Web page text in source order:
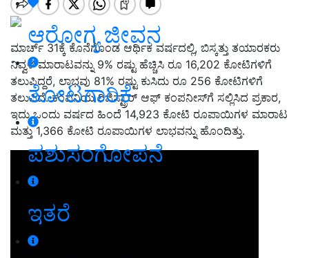
ಆರೋಗ್ಯ ಜೀವನ
ತೋಟಗಾರಿಕೆ
ಪಶುಸಂಗೋಪನೆ
ಇತರೆ
ಮಾರ್ಚ್ 31ಕ್ಕೆ ಕೊನೆಗೊಂಡ ಆರ್ಥಿಕ ವರ್ಷದಲ್ಲಿ, ಬಿಸ್ಕತ್ತು ತಯಾರಕರು
ನಿವ್ವಳ ಮಾರಾಟವನ್ನು 9% ರಷ್ಟು ಹೆಚ್ಚಿಸಿ ರೂ 16,202 ಕೋಟಿಗಳಿಗೆ
ತಲುಪಿದ್ದರೆ, ಲಾಭವು 81% ರಷ್ಟು ಕುಸಿದು ರೂ 256 ಕೋಟಿಗಳಿಗೆ
ತಲುಪಿದೆ. ಕಂಪನಿಯ ರಿಜಿಸ್ಟ್ರಾರ್ ಆಫ್ ಕಂಪನೀಸ್‌ಗೆ ಸಲ್ಲಿಸಿದ ಪ್ರಕಾರ,
ಇದು ಒಂದು ವರ್ಷದ ಹಿಂದೆ 14,923 ಕೋಟಿ ರೂಪಾಯಿಗಳ ಮಾರಾಟ
ಮತ್ತು 1,366 ಕೋಟಿ ರೂಪಾಯಿಗಳ ಲಾಭವನ್ನು ಹೊಂದಿತ್ತು.